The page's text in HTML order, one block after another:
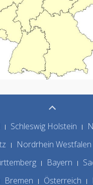
Schleswig Holstein
Nordrhein Westfalen
Bayern
Bremen Österreich